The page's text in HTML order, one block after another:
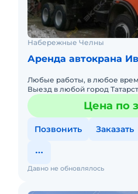
Набережные Челны
Аренда автокрана
Любые работы, в любое
Выезд в любой город
Короткая база, работа в
Цена по
Позвонить Заказать
Давно не обновлялось